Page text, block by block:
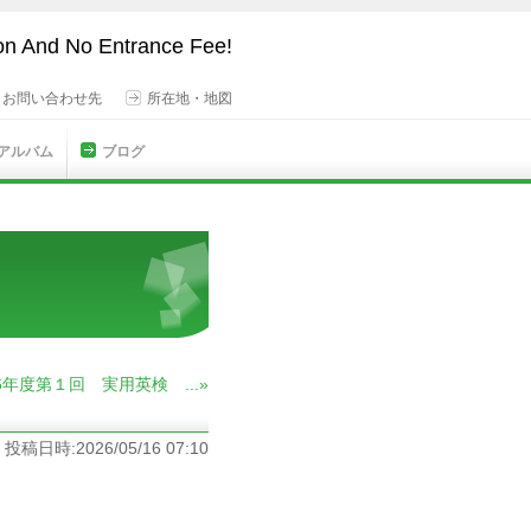
And No Entrance Fee!
問い合わせ先 所在地・地図
ルバム ブログ
年度第１回 実用英検 ...»
投稿日時:2026/05/16 07:10